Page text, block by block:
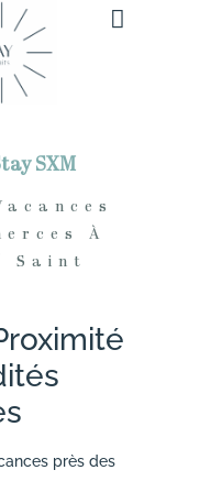
SXM
À
Saint
près des